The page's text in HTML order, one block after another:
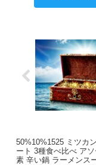
50%10%1525 ミツカ
ート 3種食べ比べ ア
素 辛い鍋 ラーメンス